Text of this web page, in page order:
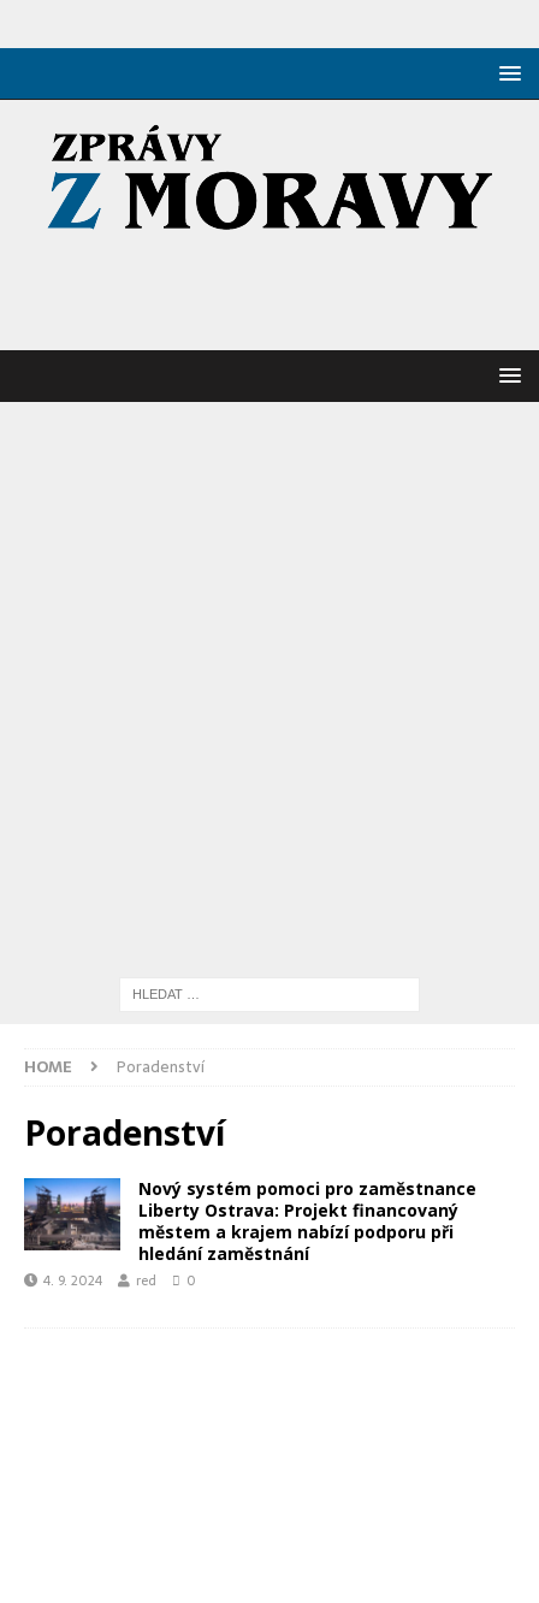
HOME Poradenství
Poradenství
Nový systém pomoci pro zaměstnance
Liberty Ostrava: Projekt financovaný
městem a krajem nabízí podporu při
hledání zaměstnání
4. 9. 2024 red 0